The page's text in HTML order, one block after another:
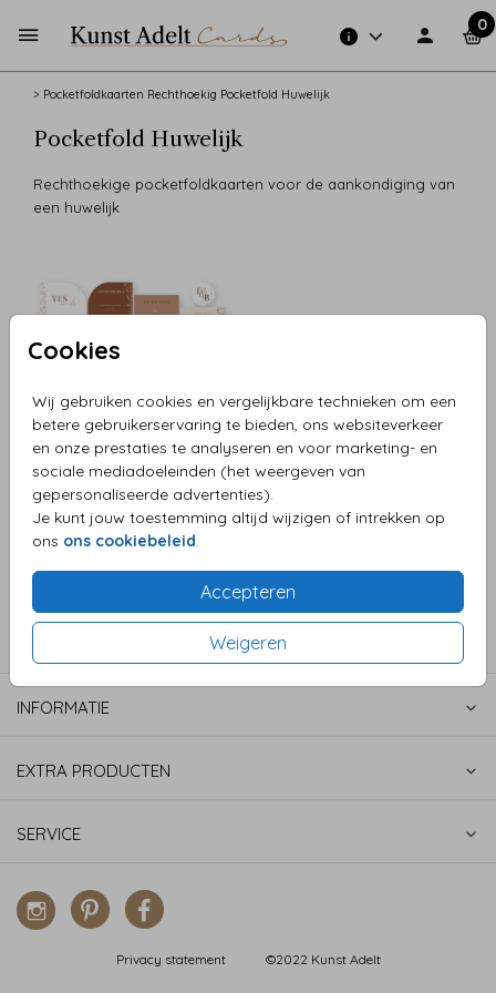
0
Cookies
Wij gebruiken cookies en vergelijkbare technieken om een
betere gebruikerservaring te bieden, ons websiteverkeer
en onze prestaties te analyseren en voor marketing- en
sociale mediadoeleinden (het weergeven van
gepersonaliseerde advertenties).
Je kunt jouw toestemming altijd wijzigen of intrekken op
ons ons cookiebeleid
Accepteren
Weigeren
> Pocketfoldkaarten Rechthoekig Pocketfold Huwelijk
Pocketfold Huwelijk
Rechthoekige pocketfoldkaarten voor de aankondiging van
een huwelijk
POCKETFOLD SET
INFORMATIE
EXTRA PRODUCTEN
SERVICE
Privacy statement ©2022 Kunst Adelt